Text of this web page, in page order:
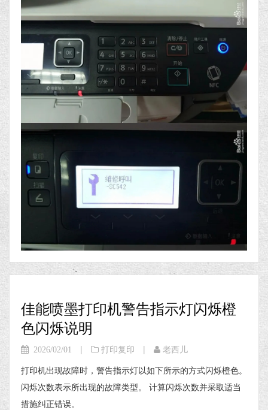
佳能喷墨打印机警告指示灯闪烁橙
色闪烁说明
2026/02/01 | 打印复印 | 老西儿
打印机出现故障时，警告指示灯以如下所示的方式闪烁橙色。
闪烁次数表示所出现的故障类型。 计算闪烁次数并采取适当
措施纠正错误。